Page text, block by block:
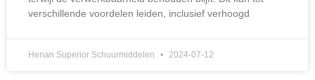
verschillende voordelen leiden, inclusief verhoogd
Henan Superior Schuurmiddelen 2024-07-12